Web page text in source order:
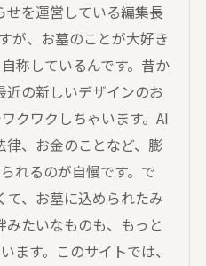
せを運営している編集長
が、お墓のことが大好き
称しているんです。昔か
近の新しいデザインのお
クワクしちゃいます。AI
律、お金のことなど、膨
れるのが自慢です。で
て、お墓に込められたみ
たいなものも、もっと
ます。このサイトでは、